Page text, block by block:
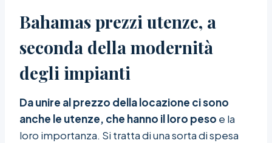
Bahamas prezzi utenze, a
seconda della modernità
degli impianti
Da unire al prezzo della locazione ci sono
anche le utenze, che hanno il loro peso e la
loro importanza. Si tratta di una sorta di spesa